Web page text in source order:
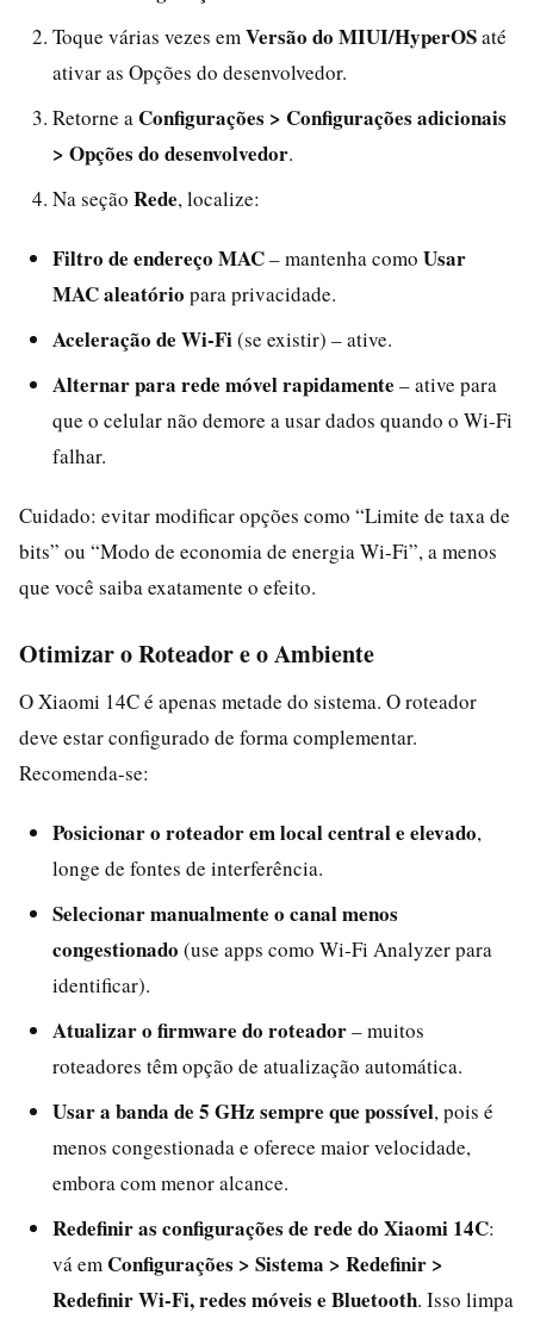
Toque várias vezes em Versão do MIUI/HyperOSaté
ativar as Opções do desenvolvedor.
Retorne a Configurações > Configurações adicionais
> Opções do desenvolvedor.
Na seção Rede, localize:
Filtro de endereço MAC– mantenha como Usar
MAC aleatório para privacidade.
Aceleração de Wi‑Fi(se existir) – ative.
Alternar para rede móvel rapidamente – ative para
que o celular não demore a usar dados quando o Wi‑Fi
falhar.
Cuidado: evitar modificar opções como “Limite de taxa de
bits” ou “Modo de economia de energia Wi‑Fi”, a menos
que você saiba exatamente o efeito.
Otimizar o Roteador e o Ambiente
O Xiaomi 14C é apenas metade do sistema. O roteador
deve estar configurado de forma complementar.
Recomenda-se:
Posicionar o roteador em local central e elevado,
longe de fontes de interferência.
Selecionar manualmente o canal menos
congestionado (use apps como Wi‑Fi Analyzer para
identificar).
Atualizar o firmware do roteador– muitos
roteadores têm opção de atualização automática.
Usar a banda de 5 GHz sempre que possível, pois é
menos congestionada e oferece maior velocidade,
embora com menor alcance.
Redefinir as configurações de rede do Xiaomi 14C:
vá em Configurações > Sistema > Redefinir >
Redefinir Wi‑Fi, redes móveis e Bluetooth. Isso limpa